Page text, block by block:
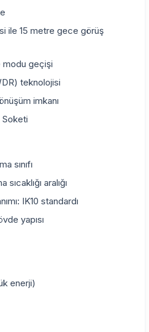
ile 15 metre gece görüş
geçişi
teknolojisi
imkanı
Soketi
sınıfı
aralığı
IK10 standardı
yapısı
enerji)